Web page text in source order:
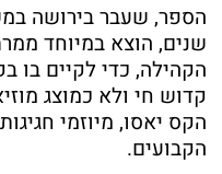
הספר, שעבר בירושה
שנים, הוצא במיוחד
הקהילה, כדי לקיים בו
קדוש חי ולא כמוצג
הקס יאסו, מיוזמי
הקבועים.